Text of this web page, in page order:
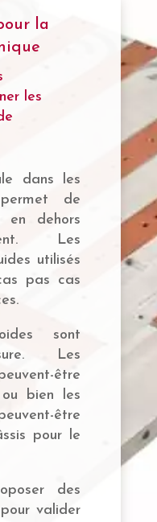
la
les
dans les
de
en dehors
Les
utilisés
pas cas
sont
Les
être
ou bien les
être
pour le
des
valider